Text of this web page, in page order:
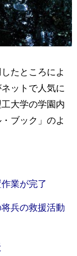
たところによ
ットで人気に
大学の学園内
ブック」のよ
業が完了
兵の救援活動